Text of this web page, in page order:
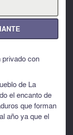
con
de La
el encanto de
que forman
año ya que el